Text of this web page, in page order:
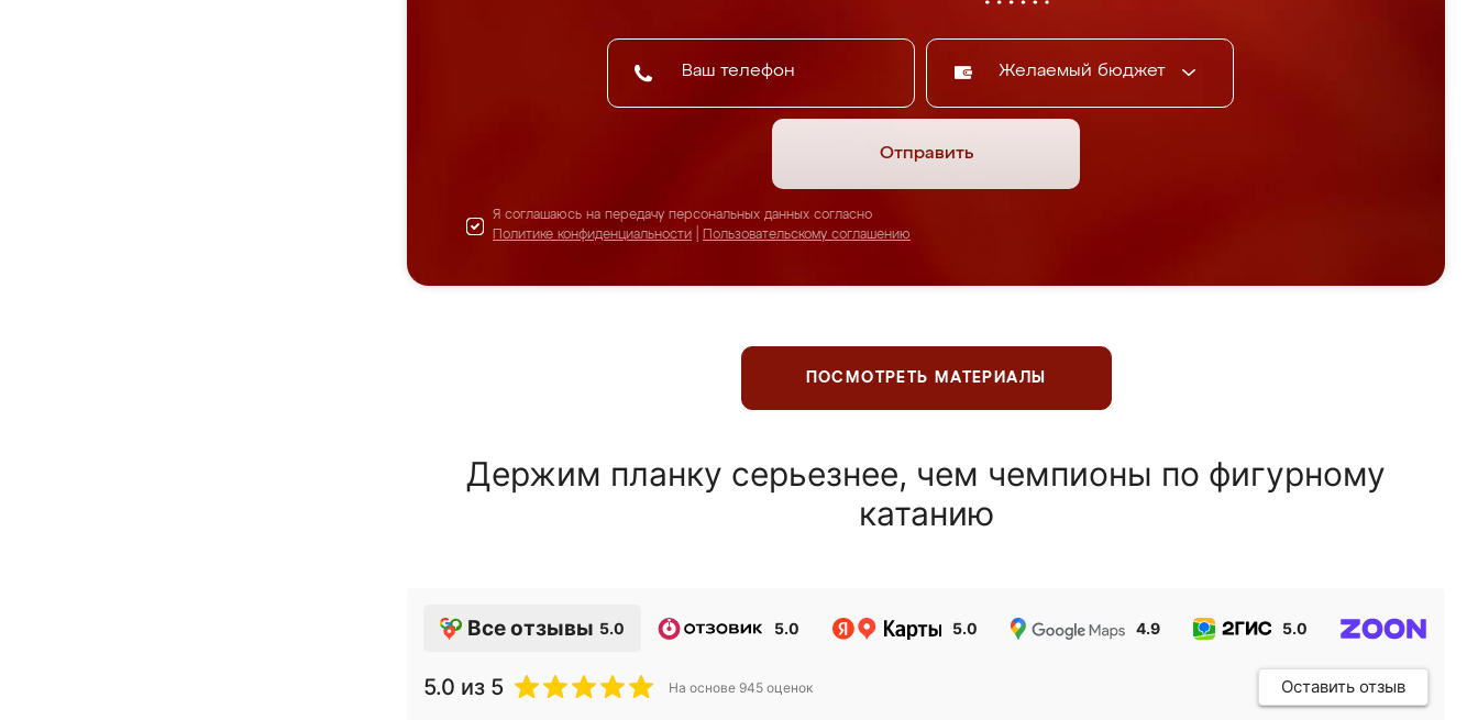
Желаемый бюджет
Отправить
Я соглашаюсь на передачу персональных данных согласно
Политике конфиденциальности
Пользовательскому соглашению
ПОСМОТРЕТЬ МАТЕРИАЛЫ
Держим планку серьезнее, чем чемпионы по фигурному
катанию
Все отзывы 5.0 5.0 5.0 4.9 5.0
5.0 из 5 На основе 945 оценок Оставить отзыв